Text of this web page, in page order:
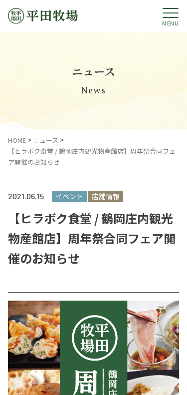
平田牧場のあゆみ
ブランド豚のご紹介
コミットメント
MENU
ニュース
News
HOME
ニュース
【ヒラボク食堂 / 鶴岡庄内観光物産館店】周年祭合同フェ
ア開催のお知らせ
2021.06.15 イベント 店舗情報
【ヒラボク食堂 / 鶴岡庄内観光
物産館店】周年祭合同フェア開
催のお知らせ